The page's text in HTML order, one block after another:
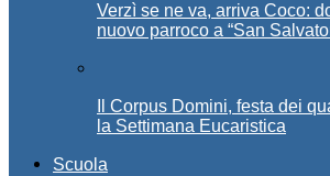
Verzì se ne va, arriva Coco:
nuovo parroco a “San
Il Corpus Domini, festa dei
la Settimana Eucaristica
Scuola